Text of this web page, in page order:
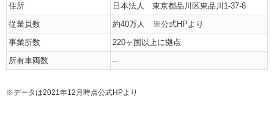
住所
日本法人 東京都品川区東品川1-37-8
従業員数
約40万人 ※公式HPより
事業所数
220ヶ国以上に拠点
所有車両数
–
※データは2021年12月時点公式HPより